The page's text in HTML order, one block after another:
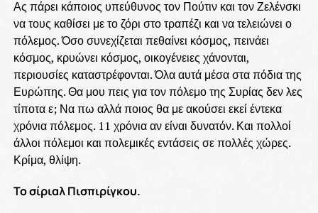
Ας πάρει κάποιος υπεύθυνος τον Πούτιν και τον Ζελένσκι
να τους καθίσει με το ζόρι στο τραπέζι και να τελειώνει ο
πόλεμος. Όσο συνεχίζεται πεθαίνει κόσμος, πεινάει
κόσμος, κρυώνει κόσμος, οικογένειες χάνονται,
περιουσίες καταστρέφονται. Όλα αυτά μέσα στα πόδια της
Ευρώπης. Θα μου πεις για τον πόλεμο της Συρίας δεν λες
τίποτα ε; Να πω αλλά ποιος θα με ακούσει εκεί έντεκα
χρόνια πόλεμος. 11 χρόνια αν είναι δυνατόν. Και πολλοί
άλλοι πόλεμοι και πολεμικές εντάσεις σε πολλές χώρες.
Κρίμα, θλίψη.
Το σίριαλ Πισπιρίγκου.